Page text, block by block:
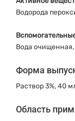
Водорода
Вода очищенная,
Форма
Раствор 3%, 40
Область